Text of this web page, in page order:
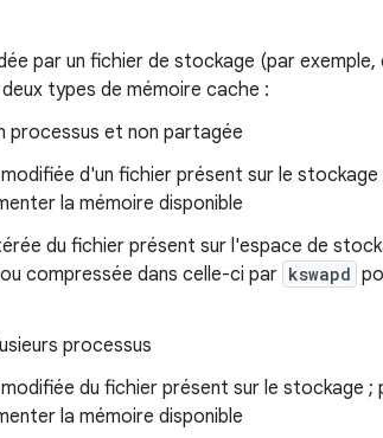
par un fichier de stockage (par
types de mémoire cache :
processus et non partagée
d'un fichier présent sur le
la mémoire disponible
du fichier présent sur l'espace de
compressée dans celle-ci par kswapd
processus
du fichier présent sur le stockage
la mémoire disponible